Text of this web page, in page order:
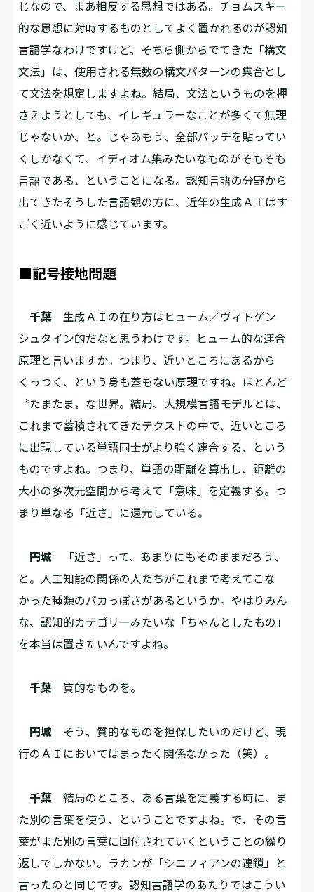
じなので、まあ相反する思想ではある。チョムスキー
的な思想に対峙するものとしてよく置かれるのが認知
言語学なわけですけど、そちら側からでてきた「構文
文法」は、使用される無数の構文パターンの集合とし
て文法を規定しますよね。結局、文法というものを押
さえようとしても、イレギュラーなことが多くて無理
じゃないか、と。じゃあもう、全部パッチを貼ってい
くしかなくて、イディオム集みたいなものがそもそも
言語である、ということになる。認知言語の分野から
出てきたそうした言語観の方に、近年の生成ＡＩはす
ごく近いように感じています。
■記号接地問題
千葉 生成ＡＩの在り方はヒューム／ヴィトゲン
シュタイン的だなと思うわけです。ヒューム的な連合
原理と言いますか。つまり、近いところにあるから
くっつく、という身も蓋もない原理ですね。ほとんど
〝たまたま〟な世界。結局、大規模言語モデルとは、
これまで蓄積されてきたテクストの中で、近いところ
に出現している単語同士がより強く連合する、という
ものですよね。つまり、単語の距離を算出し、距離の
大小の多次元空間から考えて「意味」を定義する。つ
まり単なる「近さ」に還元している。
円城 「近さ」って、あまりにもそのままだろう、
と。人工知能の関係の人たちがこれまで考えてこな
かった種類のバカっぽさがあるというか。やはりみん
な、認知的カテゴリーみたいな「ちゃんとしたもの」
を本当は置きたいんですよね。
千葉 質的なものを。
円城 そう、質的なものを担保したいのだけど、現
行のＡＩにおいてはまったく関係なかった（笑）。
千葉 結局のところ、ある言葉を定義する時に、ま
た別の言葉を使う、ということですよね。で、その言
葉がまた別の言葉に回付されていく――ということの繰り
返しでしかない。ラカンが「シニフィアンの連鎖」と
言ったのと同じです。認知言語学のあたりではこうい